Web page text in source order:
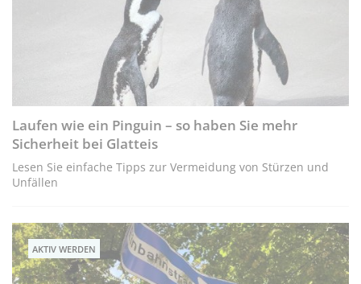
Laufen wie ein Pinguin – so haben Sie mehr
Sicherheit bei Glatteis
Lesen Sie einfache Tipps zur Vermeidung von Stürzen und
Unfällen
AKTIV WERDEN